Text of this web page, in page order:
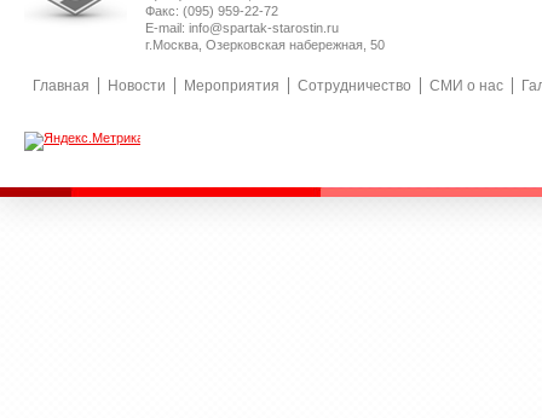
Факс: (095) 959-22-72
E-mail: info@spartak-starostin.ru
г.Москва, Озерковская набережная, 50
Главная Новости Мероприятия Сотрудничество СМИ о нас